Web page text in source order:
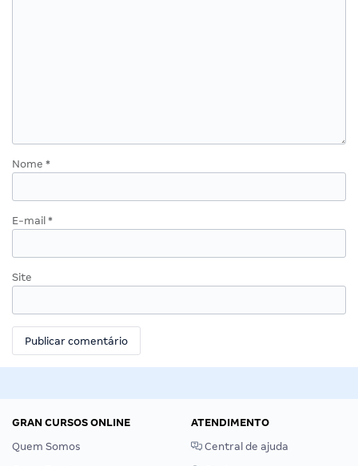
Nome *
E-mail *
Site
GRAN CURSOS ONLINE
Quem Somos
ATENDIMENTO
Central de ajuda